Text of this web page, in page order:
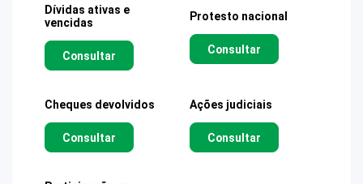
Dívidas ativas e
vencidas
Consultar
Protesto nacional
Consultar
Cheques devolvidos
Consultar
Ações judiciais
Consultar